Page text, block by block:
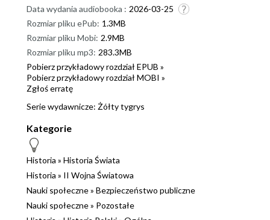
Data wydania audiobooka : 2026-03-25
Rozmiar pliku ePub: 1.3MB
Rozmiar pliku Mobi: 2.9MB
Rozmiar pliku mp3: 283.3MB
Pobierz przykładowy rozdział EPUB »
Pobierz przykładowy rozdział MOBI »
Zgłoś erratę
Serie wydawnicze: Żółty tygrys
Kategorie
Historia » Historia Świata
Historia » II Wojna Światowa
Nauki społeczne» Bezpieczeństwo publiczne
Nauki społeczne» Pozostałe